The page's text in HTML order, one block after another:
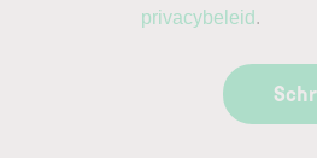
privacybeleid .